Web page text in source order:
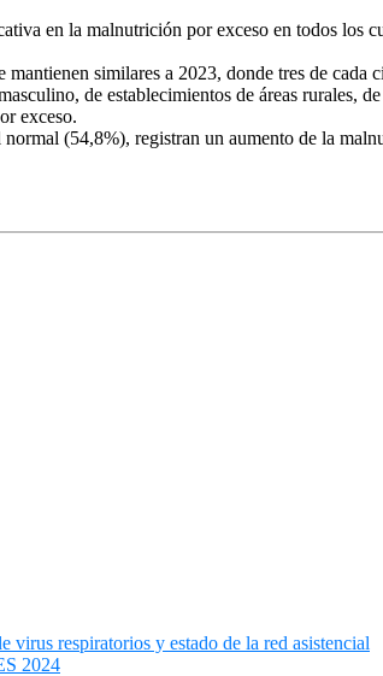
en la malnutrición por exceso en todos los
similares a 2023, donde tres de cada
de establecimientos de áreas rurales,
exceso.
(54,8%), registran un aumento de la
respiratorios y estado de la red asistencial
2024